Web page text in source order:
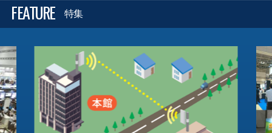
FEATURE 特集